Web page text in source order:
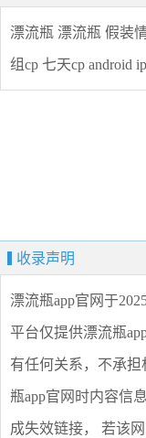
漂流瓶 漂流瓶 假装
组cp 七天cp android
收录声明
漂流瓶app官网 于
平台仅提供漂流瓶
有任何关系，不承
瓶app官网 时内容信
成失效链接， 若该